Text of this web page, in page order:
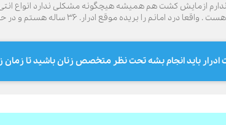
ازمایش کشت هم همیشه هیچگونه مشکلی ندارد انواع
باید انجام بشه تحت نظر متخصص زنان باشید تا زمان